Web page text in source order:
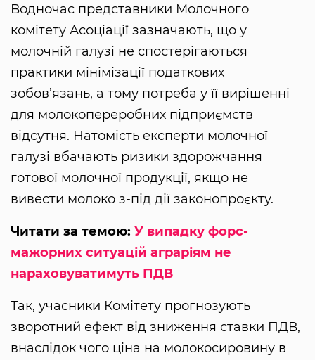
Водночас представники Молочного
комітету Асоціації зазначають, що у
молочній галузі не спостерігаються
практики мінімізації податкових
зобов’язань, а тому потреба у її вирішенні
для молокопереробних підприємств
відсутня. Натомість експерти молочної
галузі вбачають ризики здорожчання
готової молочної продукції, якщо не
вивести молоко з-під дії законопроєкту.
Читати за темою: У випадку форс-
мажорних ситуацій аграріям не
нараховуватимуть ПДВ
Так, учасники Комітету прогнозують
зворотний ефект від зниження ставки ПДВ,
внаслідок чого ціна на молокосировину в